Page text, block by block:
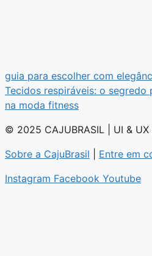
guia para escolher com
Tecidos respiráveis: o
na moda fitness
© 2025 CAJUBRASIL | UI &
Sobre a CajuBrasil
Entre em
Instagram Facebook Youtube